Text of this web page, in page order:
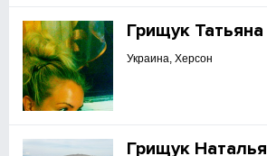
Грищук Татьяна
Украина, Херсон
Грищук Наталья